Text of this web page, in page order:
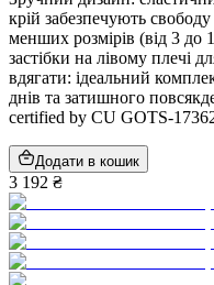
крій забезпечують
менших розмірів (від 3 до
застібки на лівому плечі
вдягати: ідеальний
днів та затишного
certified by CU GOTS-
Додати в кошик
3 192 ₴